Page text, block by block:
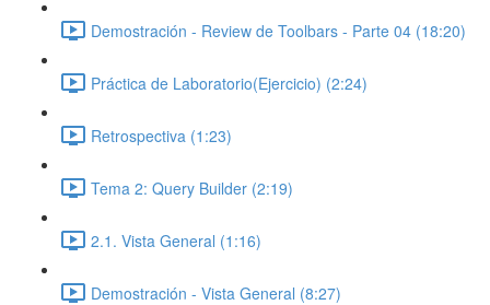
Demostración - Review de Toolbars - Parte 04 (18:20)
Práctica de Laboratorio(Ejercicio) (2:24)
Retrospectiva (1:23)
Tema 2: Query Builder (2:19)
2.1. Vista General (1:16)
Demostración - Vista General (8:27)